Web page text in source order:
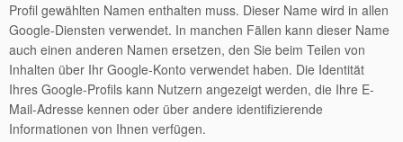
Profil gewählten Namen enthalten muss. Dieser Name wird in allen
Google-Diensten verwendet. In manchen Fällen kann dieser Name
auch einen anderen Namen ersetzen, den Sie beim Teilen von
Inhalten über Ihr Google-Konto verwendet haben. Die Identität
Ihres Google-Profils kann Nutzern angezeigt werden, die Ihre E-
Mail-Adresse kennen oder über andere identifizierende
Informationen von Ihnen verfügen.